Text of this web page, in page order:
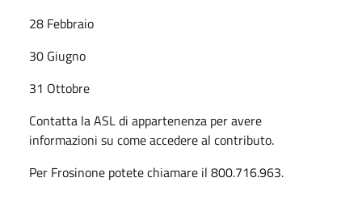
28 Febbraio
30 Giugno
31 Ottobre
Contatta la ASL di appartenenza per avere
informazioni su come accedere al contributo.
Per Frosinone potete chiamare il 800.716.963.